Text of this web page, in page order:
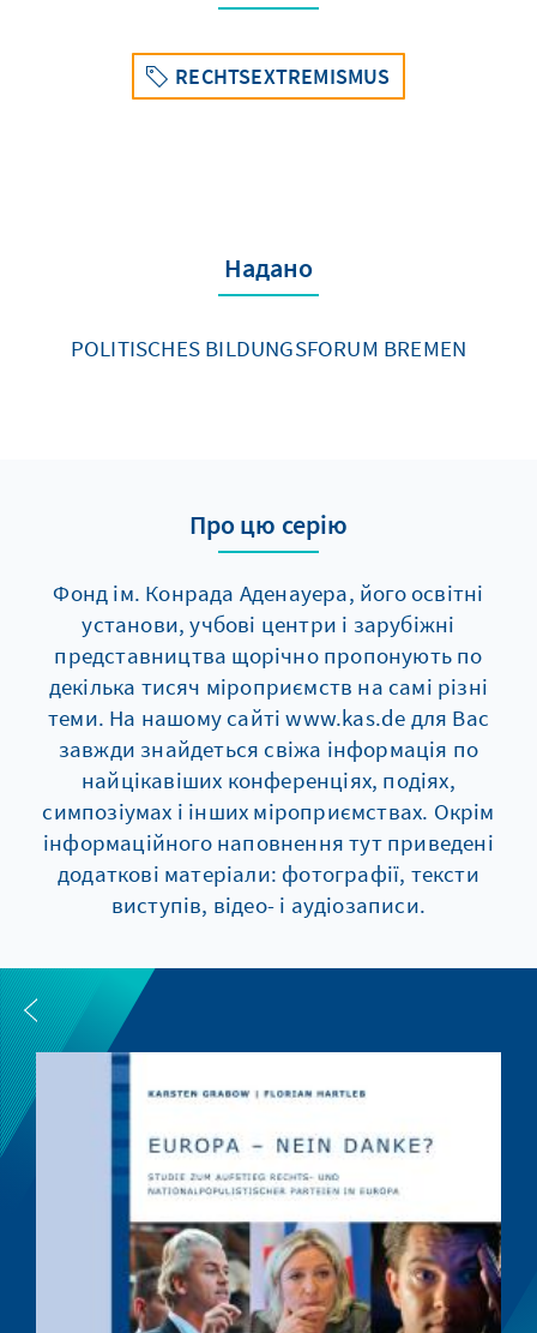
RECHTSEXTREMISMUS
Надано
POLITISCHES BILDUNGSFORUM BREMEN
Про цю серію
Фонд ім. Конрада Аденауера, його освітні
установи, учбові центри і зарубіжні
представництва щорічно пропонують по
декілька тисяч мiроприємств на самі різні
теми. На нашому сайті www.kas.de для Вас
завжди знайдеться свіжа інформація по
найцікавіших конференціях, подіях,
симпозіумах і інших мiроприємствах. Окрім
інформаційного наповнення тут приведені
додаткові матеріали: фотографії, тексти
виступів, відео- і аудіозаписи.